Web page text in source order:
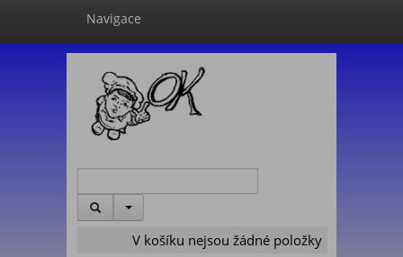
Navigace
V košíku nejsou žádné položky